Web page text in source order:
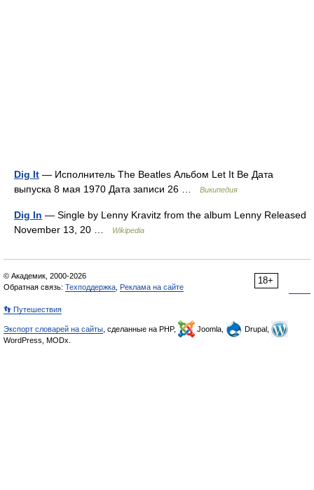
Dig It — Исполнитель The Beatles Альбом Let It Be Дата
выпуска 8 мая 1970 Дата записи 26 …
Википедия
Dig In — Single by Lenny Kravitz from the album Lenny Released
November 13, 20 …
Wikipedia
18+
© Академик, 2000-2026
Обратная связь: Техподдержка Реклама на сайте
👣 Путешествия
Экспорт словарей на сайты , сделанные на PHP, Joomla,
Drupal,
WordPress, MODx.